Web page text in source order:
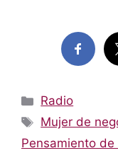
Categorías
Radio
Etiquetas
Mujer de
Pensamiento de